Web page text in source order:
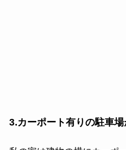
3.カーポート有りの駐車場